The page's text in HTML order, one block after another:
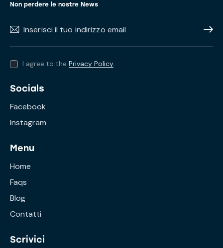
Non perdere le nostre News
I agree to the Privacy Policy.
Socials
Facebook
Instagram
Menu
Home
Faqs
Blog
Contatti
Scrivici